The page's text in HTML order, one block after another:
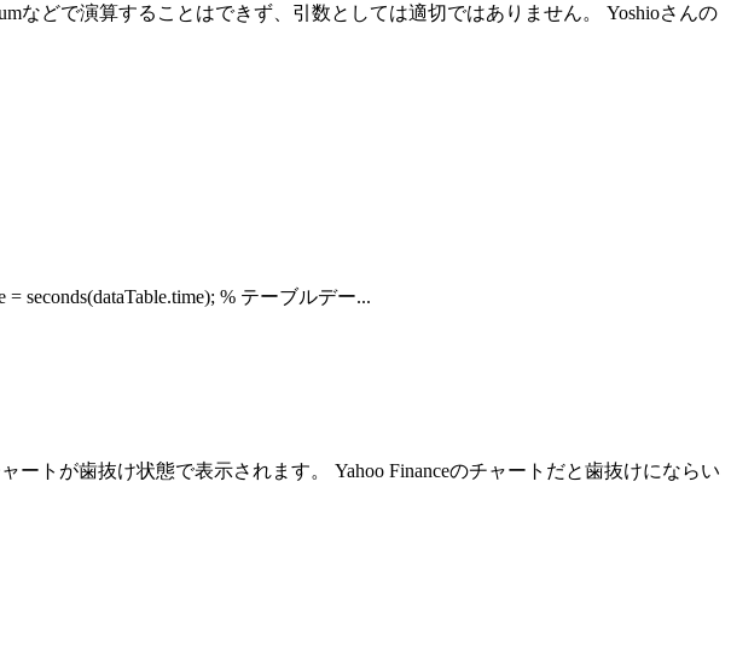
などで演算することはできず、引数としては適切ではありません。 Yoshioさんの
seconds(dataTable.time); % テーブルデー...
トが歯抜け状態で表示されます。 Yahoo Financeのチャートだと歯抜けにならい